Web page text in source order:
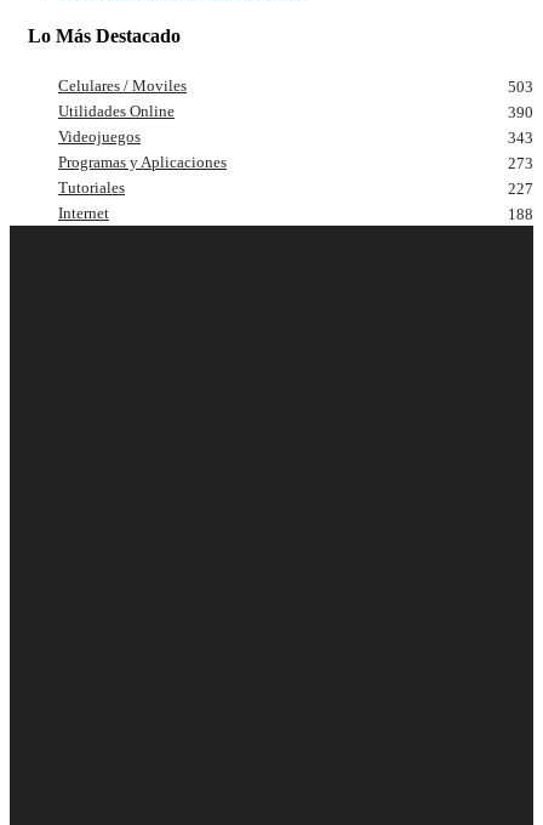
Lo Más Destacado
Celulares / Moviles
503
Utilidades Online
390
Videojuegos
343
Programas y Aplicaciones
273
Tutoriales
227
Internet
188